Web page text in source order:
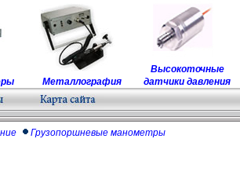
Высокоточные
Металлография датчики давления
Грузопоршневые манометры